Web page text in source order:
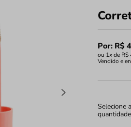
Por: R$
ou 1x de R$
Vendido e